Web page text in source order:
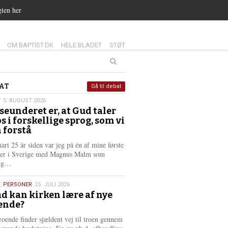
her
14.0:
OM BAPTIST.DK 15.0:
HELE BLADET 16.0:
STØT
5. AUGUST 2026
er, at Gud taler
i forskellige sprog, som vi
forstå
25 år siden var jeg på én af mine første
i Sverige med Magnus Malm som
s
m
e
r
e
, PERSONER 25. JULI 2026
kan kirken lære af nye
finder sjældent vej til troen gennem
Gå til debat